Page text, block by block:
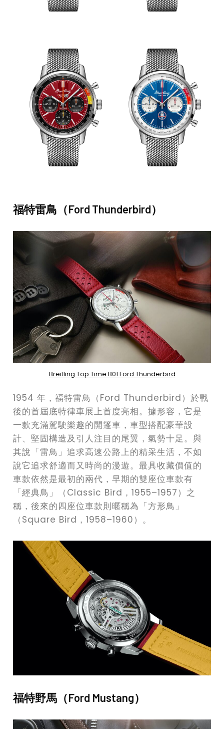
福特雷鳥（Ford Thunderbird）
Breitling Top Time B01 Ford Thunderbird
1954 年，福特雷鳥（Ford Thunderbird）於戰
後的首屆底特律車展上首度亮相。據形容，它是
一款充滿駕駛樂趣的開篷車，車型搭配豪華設
計、堅固構造及引人注目的尾翼，氣勢十足。與
其說「雷鳥」追求高速公路上的精采生活，不如
說它追求舒適而又時尚的漫遊。最具收藏價值的
車款依然是最初的兩代，早期的雙座位車款有
「經典鳥」（Classic Bird，1955–1957）之
稱，後來的四座位車款則暱稱為「方形鳥」
（Square Bird，1958–1960）。
福特野馬（Ford Mustang）